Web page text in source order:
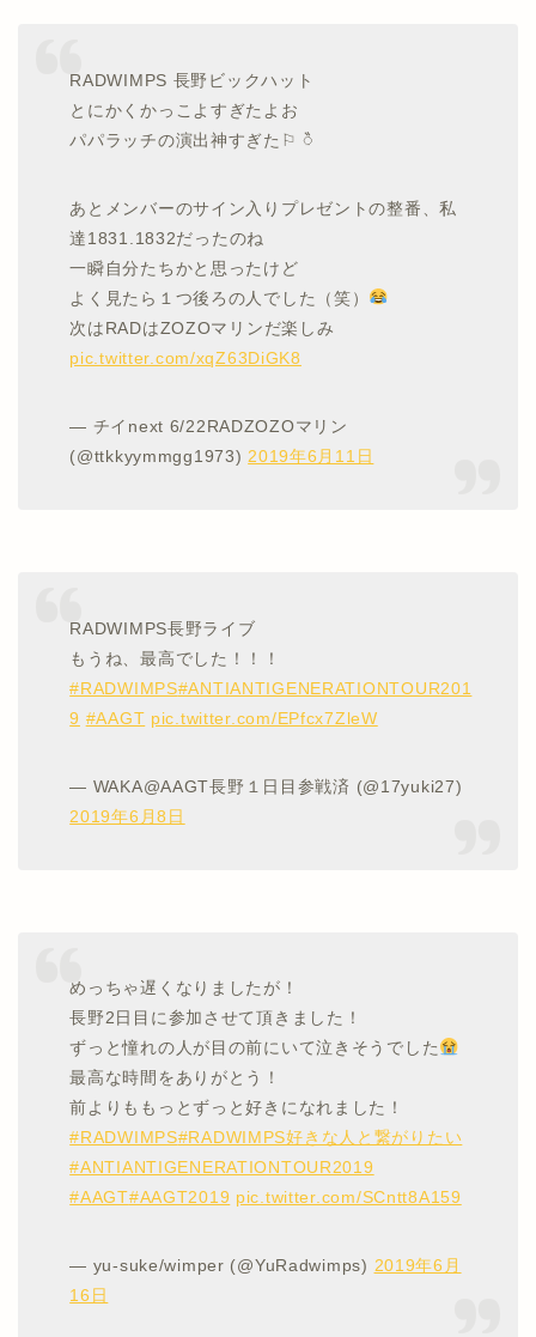
RADWIMPS 長野ビックハット
とにかくかっこよすぎたよお
パパラッチの演出神すぎた⚐ ꠂ
あとメンバーのサイン入りプレゼントの整番、私
達1831.1832だったのね
一瞬自分たちかと思ったけど
よく見たら１つ後ろの人でした（笑）
次はRADはZOZOマリンだ楽しみ
pic.twitter.com/xqZ63DiGK8
— チイnext 6/22RADZOZOマリン
(@ttkkyymmgg1973) 2019年6月11日
RADWIMPS長野ライブ
もうね、最高でした！！！
#RADWIMPS#ANTIANTIGENERATIONTOUR201
9 #AAGT pic.twitter.com/EPfcx7ZleW
— WAKA@AAGT長野１日目参戦済 (@17yuki27)
2019年6月8日
めっちゃ遅くなりましたが！
長野2日目に参加させて頂きました！
ずっと憧れの人が目の前にいて泣きそうでした
最高な時間をありがとう！
前よりももっとずっと好きになれました！
#RADWIMPS#RADWIMPS好きな人と繋がりたい
#ANTIANTIGENERATIONTOUR2019
#AAGT#AAGT2019 pic.twitter.com/SCntt8A159
— yu-suke/wimper (@YuRadwimps) 2019年6月
16日